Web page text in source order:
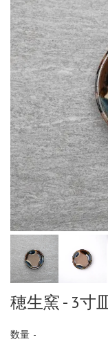
穂生窯 - 3寸
数量 -